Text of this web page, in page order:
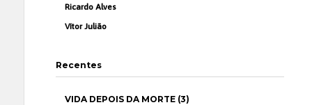
Ricardo Alves
Vítor Julião
Recentes
VIDA DEPOIS DA MORTE (3)